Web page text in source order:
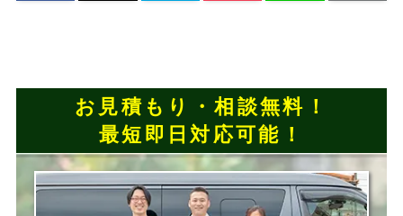
お見積もり・相談無料！
最短即日対応可能！